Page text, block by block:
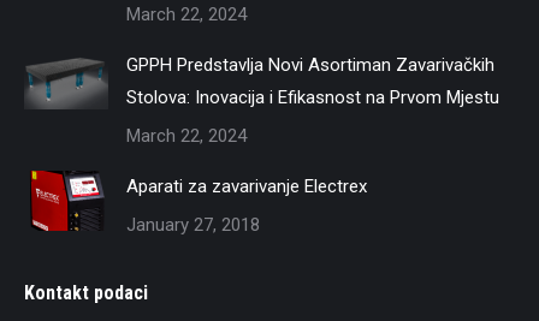
March 22, 2024
GPPH Predstavlja Novi Asortiman Zavarivačkih
Stolova: Inovacija i Efikasnost na Prvom Mjestu
March 22, 2024
Aparati za zavarivanje Electrex
January 27, 2018
Kontakt podaci